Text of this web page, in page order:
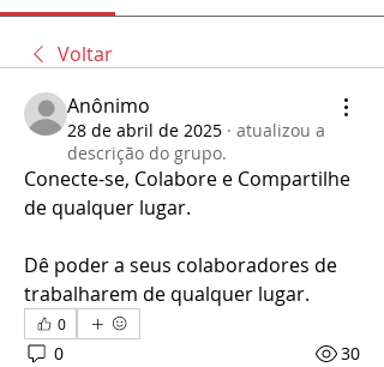
Voltar
Anônimo
28 de abril de 2025 · atualizou a
descrição do grupo.
Conecte-se, Colabore e Compartilhe
de qualquer lugar.
Dê poder a seus colaboradores de
trabalharem de qualquer lugar.
0
0 30